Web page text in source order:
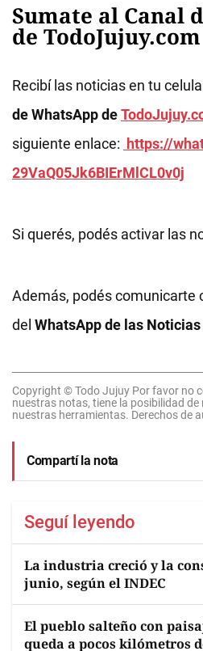
Sumate al Canal
de TodoJujuy.com
Recibí las noticias en tu
de WhatsApp de
siguiente enlace: https://
29VaQ05Jk6BIErMlCL0v0j
Si querés, podés activar las
Además, podés comunicarte
del WhatsApp de las Noticias
Copyright © Todo Jujuy Por favor no
nuestras notas, tiene la posibilidad
nuestras herramientas. Derechos de
Compartí la nota
Seguí leyendo
La industria creció y la
junio, según el INDEC
El pueblo salteño con
queda a pocos kilómetros